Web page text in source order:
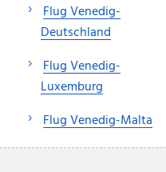
Flug Venedig-
Deutschland
Flug Venedig-
Luxemburg
Flug Venedig-Malta